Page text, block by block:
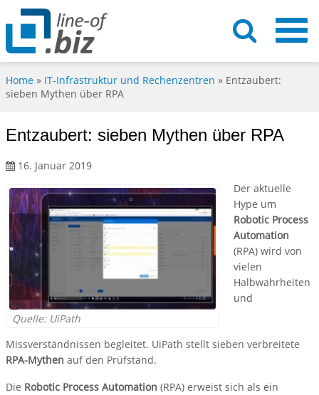
Home » IT-Infrastruktur und Rechenzentren » Entzaubert:
sieben Mythen über RPA
Entzaubert: sieben Mythen über RPA
16. Januar 2019
Quelle: UiPath
Der aktuelle
Hype um
Robotic Process
Automation
(RPA) wird von
vielen
Halbwahrheiten
und
Missverständnissen begleitet. UiPath stellt sieben verbreitete
RPA-Mythen auf den Prüfstand.
Die Robotic Process Automation (RPA) erweist sich als ein